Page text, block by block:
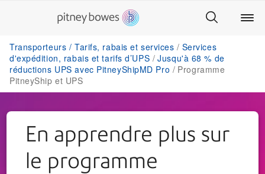
Transporteurs / Tarifs, rabais et services
Services
d'expédition, rabais et tarifs d’UPS
Jusqu'à 68 % de
réductions UPS avec PitneyShipMD Pro
Programme
PitneyShip et UPS
En apprendre plus sur
le programme